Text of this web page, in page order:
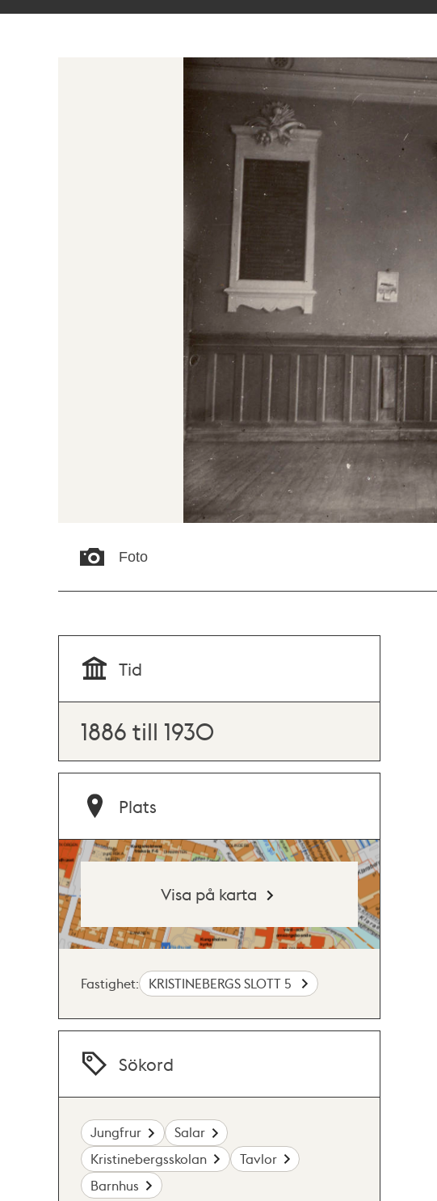
Foto
Tid
1886 till 1930
Plats
Visa på karta
Fastighet: KRISTINEBERGS SLOTT 5
Sökord
Jungfrur
Salar
Kristinebergsskolan
Tavlor
Barnhus